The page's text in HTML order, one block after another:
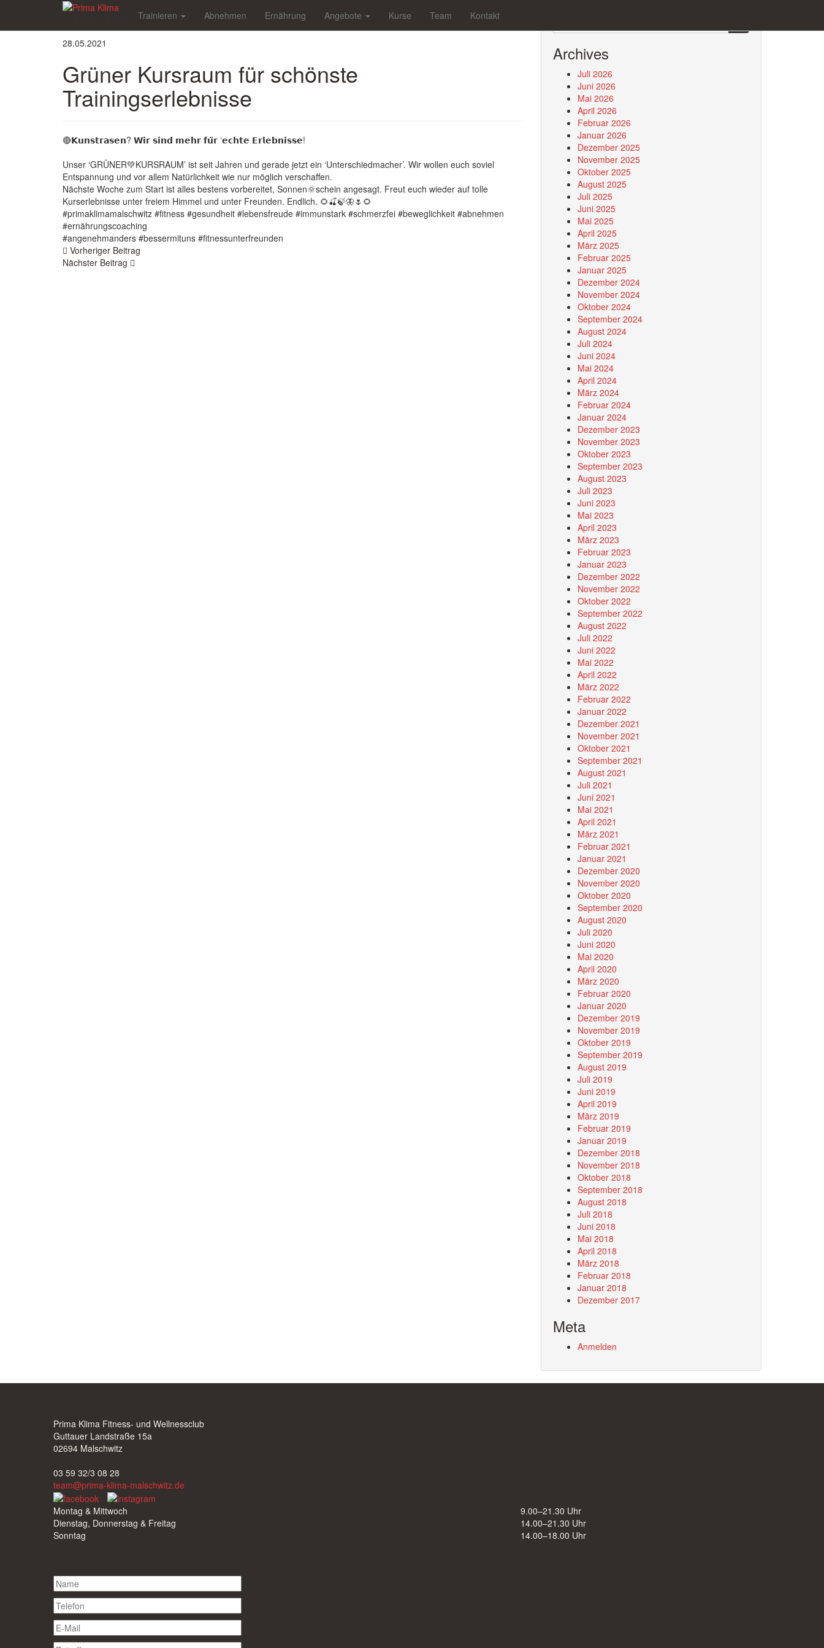
main
Trainieren Abnehmen Ernährung Angebote Kurse Team Kontakt
28.05.2021
Grüner Kursraum für schönste
Trainingserlebnisse
🔴𝗞𝘂𝗻𝘀𝘁𝗿𝗮𝘀𝗲𝗻? 𝗪𝗶𝗿 𝘀𝗶𝗻𝗱 𝗺𝗲𝗵𝗿 𝗳𝘂̈𝗿 ‘𝗲𝗰𝗵𝘁𝗲 𝗘𝗿𝗹𝗲𝗯𝗻𝗶𝘀𝘀𝗲!
Unser ‘GRÜNER💚KURSRAUM’ ist seit Jahren und gerade jetzt ein ‘Unterschiedmacher’. Wir wollen euch soviel
Entspannung und vor allem Natürlichkeit wie nur möglich verschaffen.
Nächste Woche zum Start ist alles bestens vorbereitet, Sonnen🌞schein angesagt. Freut euch wieder auf tolle
Kurserlebnisse unter freiem Himmel und unter Freunden. Endlich. 🌻🍒🍃🦋🌷🌻
#primaklimamalschwitz #fitness #gesundheit #lebensfreude #immunstark #schmerzfei #beweglichkeit #abnehmen
#ernährungscoaching
#angenehmanders #bessermituns #fitnessunterfreunden
Beitragsnavigation
Vorheriger Beitrag
Nächster Beitrag
for:
Archives
Juli 2026
Juni 2026
Mai 2026
April 2026
Februar 2026
Januar 2026
Dezember 2025
November 2025
Oktober 2025
August 2025
Juli 2025
Juni 2025
Mai 2025
April 2025
März 2025
Februar 2025
Januar 2025
Dezember 2024
November 2024
Oktober 2024
September 2024
August 2024
Juli 2024
Juni 2024
Mai 2024
April 2024
März 2024
Februar 2024
Januar 2024
Dezember 2023
November 2023
Oktober 2023
September 2023
August 2023
Juli 2023
Juni 2023
Mai 2023
April 2023
März 2023
Februar 2023
Januar 2023
Dezember 2022
November 2022
Oktober 2022
September 2022
August 2022
Juli 2022
Juni 2022
Mai 2022
April 2022
März 2022
Februar 2022
Januar 2022
Dezember 2021
November 2021
Oktober 2021
September 2021
August 2021
Juli 2021
Juni 2021
Mai 2021
April 2021
März 2021
Februar 2021
Januar 2021
Dezember 2020
November 2020
Oktober 2020
September 2020
August 2020
Juli 2020
Juni 2020
Mai 2020
April 2020
März 2020
Februar 2020
Januar 2020
Dezember 2019
November 2019
Oktober 2019
September 2019
August 2019
Juli 2019
Juni 2019
April 2019
März 2019
Februar 2019
Januar 2019
Dezember 2018
November 2018
Oktober 2018
September 2018
August 2018
Juli 2018
Juni 2018
Mai 2018
April 2018
März 2018
Februar 2018
Januar 2018
Dezember 2017
Meta
Anmelden
Prima Klima Fitness- und Wellnessclub
Guttauer Landstraße 15a
02694 Malschwitz
03 59 32/3 08 28
team@prima-klima-malschwitz.de
Montag & Mittwoch
9.00–21.30 Uhr
Dienstag, Donnerstag & Freitag
14.00–21.30 Uhr
Sonntag
14.00–18.00 Uhr